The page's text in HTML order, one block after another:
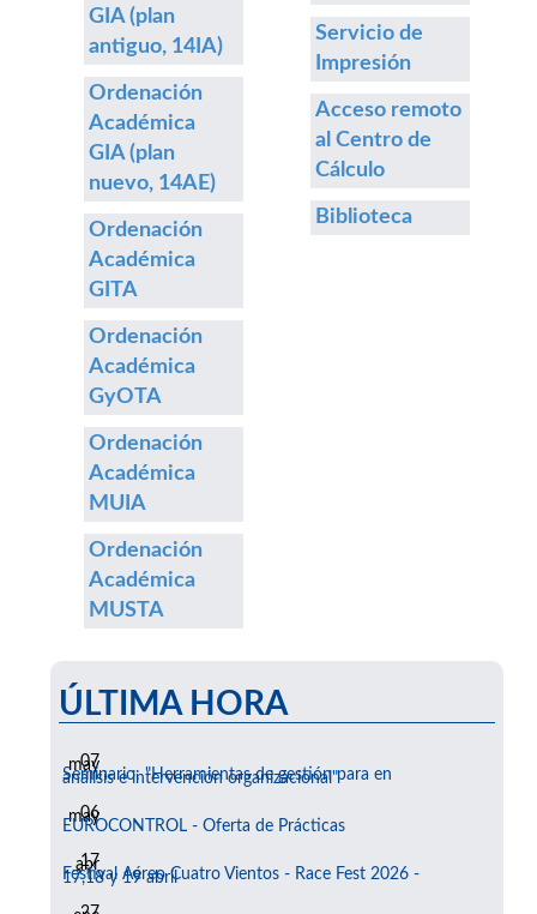
GIA (plan
antiguo, 14IA)
Ordenación
Académica
GIA (plan
nuevo, 14AE)
Ordenación
Académica
GITA
Ordenación
Académica
GyOTA
Ordenación
Académica
MUIA
Ordenación
Académica
MUSTA
Servicio de
Impresión
Acceso remoto
al Centro de
Cálculo
Biblioteca
ÚLTIMA HORA
07
may
Seminario: "Herramientas de gestión para en
análisis e intervención organizacional"
06
may
EUROCONTROL - Oferta de Prácticas
17
abr
Festival Aéreo Cuatro Vientos - Race Fest 2026 -
17,18 y 19 abril